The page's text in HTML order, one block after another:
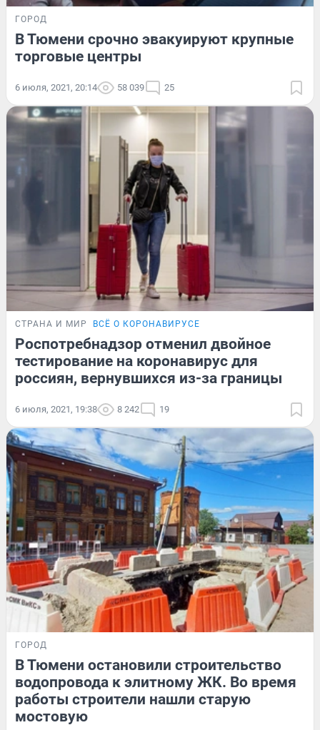
ГОРОД
В Тюмени срочно эвакуируют крупные
торговые центры
6 июля, 2021, 20:14 58 039 25
СТРАНА И МИР ВСЁ О КОРОНАВИРУСЕ
Роспотребнадзор отменил двойное
тестирование на коронавирус для
россиян, вернувшихся из-за границы
6 июля, 2021, 19:38 8 242 19
ГОРОД
В Тюмени остановили строительство
водопровода к элитному ЖК. Во время
работы строители нашли старую
мостовую